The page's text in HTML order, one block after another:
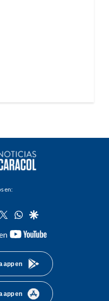
en:
twitterwhatsapp
google
youtube-
app en
app en